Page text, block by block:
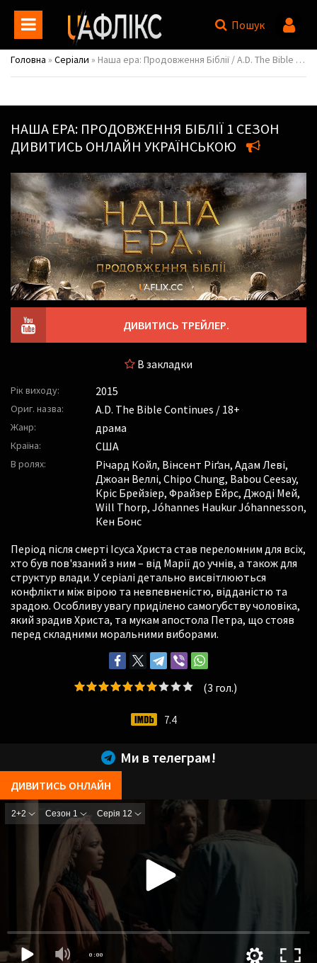
Пошук
Головна » Серіали » Наша ера: Продовження Біблії / A.D. The Bible Continues
НАША ЕРА: ПРОДОВЖЕННЯ БІБЛІЇ 1 СЕЗОН
ДИВИТИСЬ ОНЛАЙН УКРАЇНСЬКОЮ
ДИВИТИСЬ ТРЕЙЛЕР.
В закладки
Рік виходу: 2015
Ориг. назва: A.D. The Bible Continues / 18+
Жанр: драма
Країна: США
В ролях: Річард Койл, Вінсент Ріґан, Адам Леві,
Джоан Веллі, Chipo Chung, Babou Ceesay,
Кріс Брейзіер, Фрайзер Ейрс, Джоді Мей,
Will Thorp, Jóhannes Haukur Jóhannesson,
Кен Бонс
Період після смерті Ісуса Христа став переломним для всіх,
хто був пов'язаний з ним – від Марії до учнів, а також для
структур влади. У серіалі детально висвітлюються
конфлікти між вірою та невпевненістю, відданістю та
зрадою. Особливу увагу приділено самогубству чоловіка,
який зрадив Христа, та мукам апостола Петра, що стояв
перед складними моральними виборами.
(3 гол.)
7.4
Ми в телеграм!
ДИВИТИСЬ ОНЛАЙН